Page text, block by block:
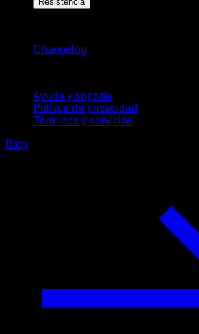
Changelog
Ayuda y soporte
Política de privacidad
Términos y servicios
Blog